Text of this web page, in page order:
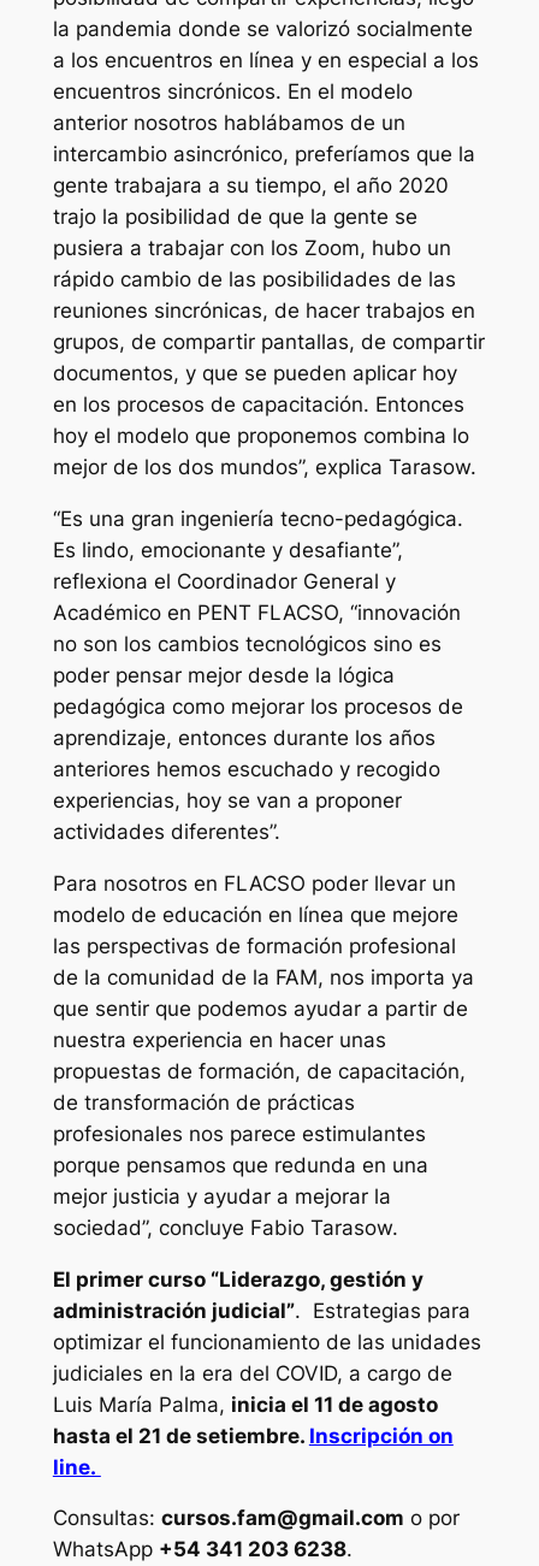
la pandemia donde se valorizó socialmente
a los encuentros en línea y en especial a los
encuentros sincrónicos. En el modelo
anterior nosotros hablábamos de un
intercambio asincrónico, preferíamos que la
gente trabajara a su tiempo, el año 2020
trajo la posibilidad de que la gente se
pusiera a trabajar con los Zoom, hubo un
rápido cambio de las posibilidades de las
reuniones sincrónicas, de hacer trabajos en
grupos, de compartir pantallas, de compartir
documentos, y que se pueden aplicar hoy
en los procesos de capacitación. Entonces
hoy el modelo que proponemos combina lo
mejor de los dos mundos”, explica Tarasow.
“Es una gran ingeniería tecno-pedagógica.
Es lindo, emocionante y desafiante”,
reflexiona el Coordinador General y
Académico en PENT FLACSO, “innovación
no son los cambios tecnológicos sino es
poder pensar mejor desde la lógica
pedagógica como mejorar los procesos de
aprendizaje, entonces durante los años
anteriores hemos escuchado y recogido
experiencias, hoy se van a proponer
actividades diferentes”.
Para nosotros en FLACSO poder llevar un
modelo de educación en línea que mejore
las perspectivas de formación profesional
de la comunidad de la FAM, nos importa ya
que sentir que podemos ayudar a partir de
nuestra experiencia en hacer unas
propuestas de formación, de capacitación,
de transformación de prácticas
profesionales nos parece estimulantes
porque pensamos que redunda en una
mejor justicia y ayudar a mejorar la
sociedad”, concluye Fabio Tarasow.
El primer curso “Liderazgo, gestión y
administración judicial”. Estrategias para
optimizar el funcionamiento de las unidades
judiciales en la era del COVID, a cargo de
Luis María Palma, inicia el 11 de agosto
hasta el 21 de setiembre. Inscripción on
line.
Consultas: cursos.fam@gmail.com o por
WhatsApp +54 341 203 6238.